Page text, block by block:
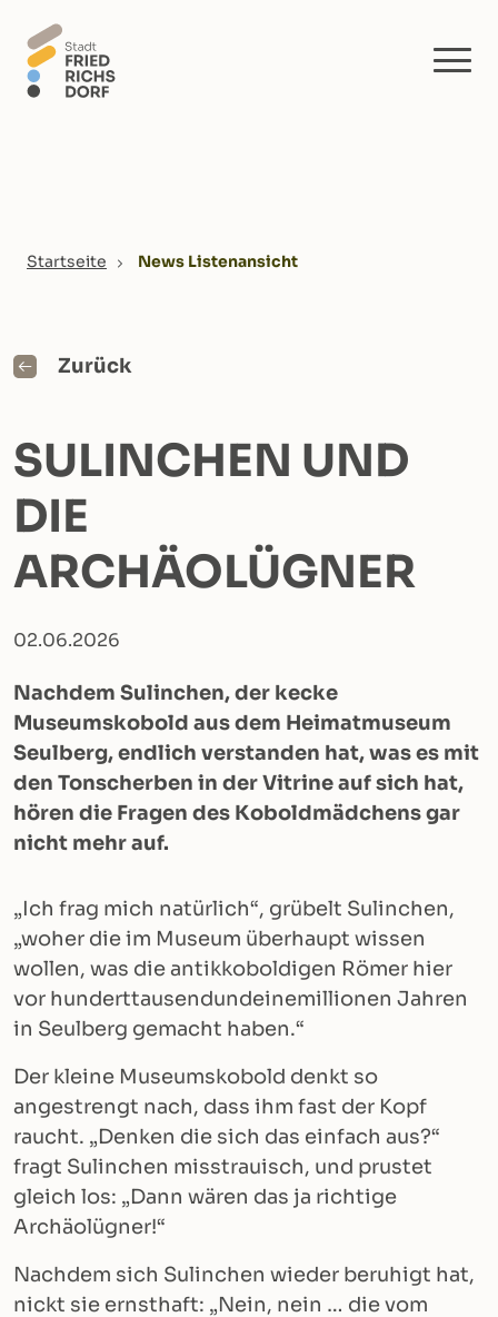
You are here:
Startseite News Listenansicht
Zurück
SULINCHEN UND
DIE
ARCHÄOLÜGNER
02.06.2026
Nachdem Sulinchen, der kecke
Museumskobold aus dem Heimatmuseum
Seulberg, endlich verstanden hat, was es mit
den Tonscherben in der Vitrine auf sich hat,
hören die Fragen des Koboldmädchens gar
nicht mehr auf.
„Ich frag mich natürlich“, grübelt Sulinchen,
„woher die im Museum überhaupt wissen
wollen, was die antikkoboldigen Römer hier
vor hunderttausendundeinemillionen Jahren
in Seulberg gemacht haben.“
Der kleine Museumskobold denkt so
angestrengt nach, dass ihm fast der Kopf
raucht. „Denken die sich das einfach aus?“
fragt Sulinchen misstrauisch, und prustet
gleich los: „Dann wären das ja richtige
Archäolügner!“
Nachdem sich Sulinchen wieder beruhigt hat,
nickt sie ernsthaft: „Nein, nein … die vom